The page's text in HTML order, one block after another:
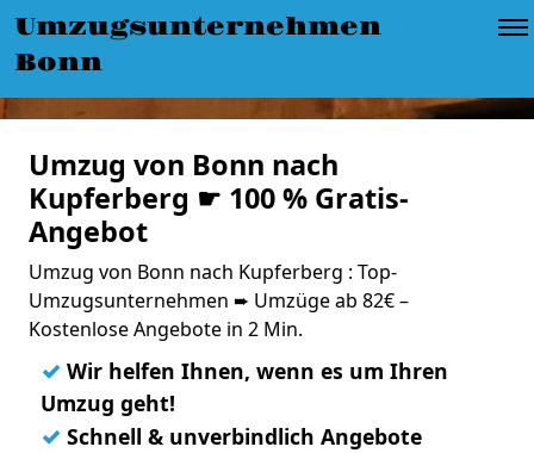
Umzugsunternehmen
Bonn
Umzug von Bonn nach
Kupferberg ☛ 100 % Gratis-
Angebot
Umzug von Bonn nach Kupferberg : Top-
Umzugsunternehmen ➨ Umzüge ab 82€ –
Kostenlose Angebote in 2 Min.
✓ Wir helfen Ihnen, wenn es um Ihren
Umzug geht!
✓ Schnell & unverbindlich Angebote